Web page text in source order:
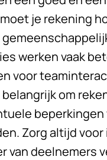
je rekening
werken vaak
voor
om
beperkingen
Zorg altijd
van deelnemers